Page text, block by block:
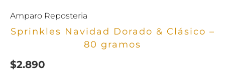
Amparo Reposteria
Sprinkles Navidad Dorado & Clásico –
80 gramos
$2.890